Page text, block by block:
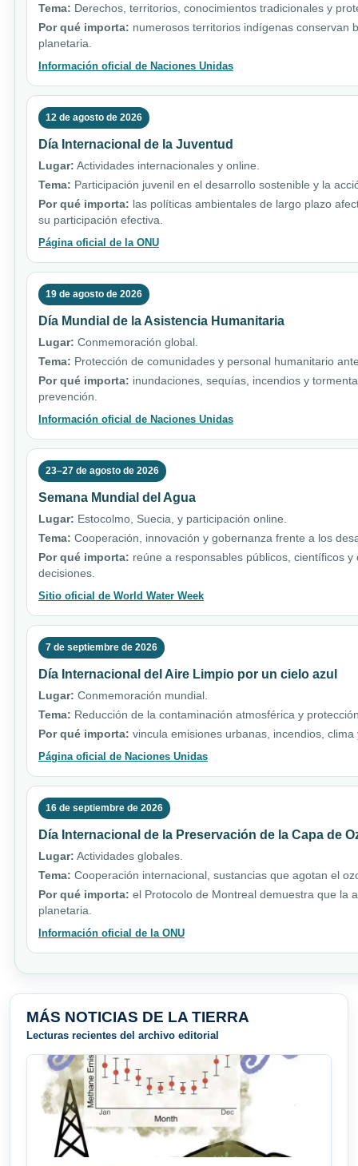
Tema: Derechos, territorios, conocimientos tradicionales y
Por qué importa: numerosos territorios indígenas conservan
planetaria.
Información oficial de Naciones Unidas
12 de agosto de 2026
Día Internacional de la Juventud
Lugar: Actividades internacionales y online.
Tema: Participación juvenil en el desarrollo sostenible y la
Por qué importa: las políticas ambientales de largo plazo
su participación efectiva.
Página oficial de la ONU
19 de agosto de 2026
Día Mundial de la Asistencia Humanitaria
Lugar: Conmemoración global.
Tema: Protección de comunidades y personal humanitario
Por qué importa: inundaciones, sequías, incendios y
prevención.
Información oficial de Naciones Unidas
23–27 de agosto de 2026
Semana Mundial del Agua
Lugar: Estocolmo, Suecia, y participación online.
Tema: Cooperación, innovación y gobernanza frente a los
Por qué importa: reúne a responsables públicos, científicos
decisiones.
Sitio oficial de World Water Week
7 de septiembre de 2026
Día Internacional del Aire Limpio por un cielo azul
Lugar: Conmemoración mundial.
Tema: Reducción de la contaminación atmosférica y
Por qué importa: vincula emisiones urbanas, incendios,
Página oficial de Naciones Unidas
16 de septiembre de 2026
Día Internacional de la Preservación de la Capa de
Lugar: Actividades globales.
Tema: Cooperación internacional, sustancias que agotan el
Por qué importa: el Protocolo de Montreal demuestra que la
planetaria.
Información oficial de la ONU
MÁS NOTICIAS DE LA TIERRA
Lecturas recientes del archivo editorial